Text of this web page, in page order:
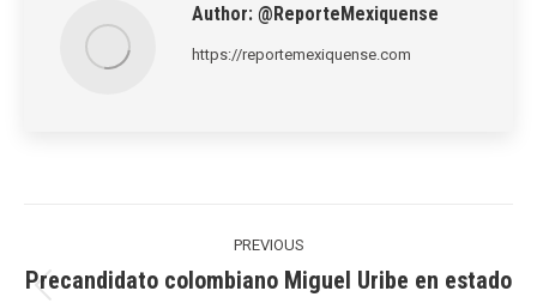
Author: @ReporteMexiquense
https://reportemexiquense.com
PREVIOUS
Precandidato colombiano Miguel Uribe en estado